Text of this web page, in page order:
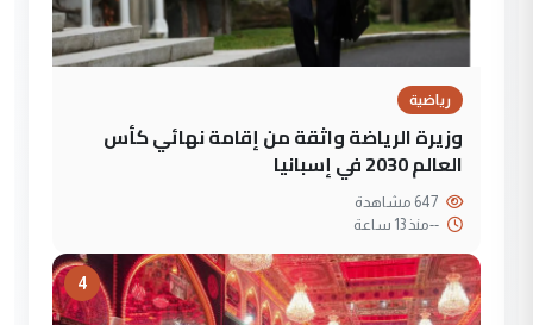
رياضية
وزيرة الرياضة واثقة من إقامة نهائي كأس
العالم 2030 في إسبانيا
--منذ 13 ساعة
4